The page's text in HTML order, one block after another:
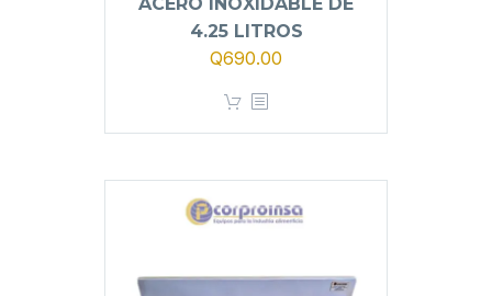
4.25 LITROS
Q690.00